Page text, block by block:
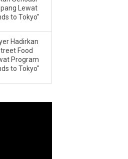
Lewat
to Tokyo"
Hadirkan
Food
Program
to Tokyo"